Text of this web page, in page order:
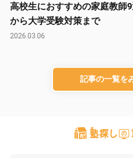
高校生におすすめの家庭教師
から大学受験対策まで
2026.03.06
記事の一覧を